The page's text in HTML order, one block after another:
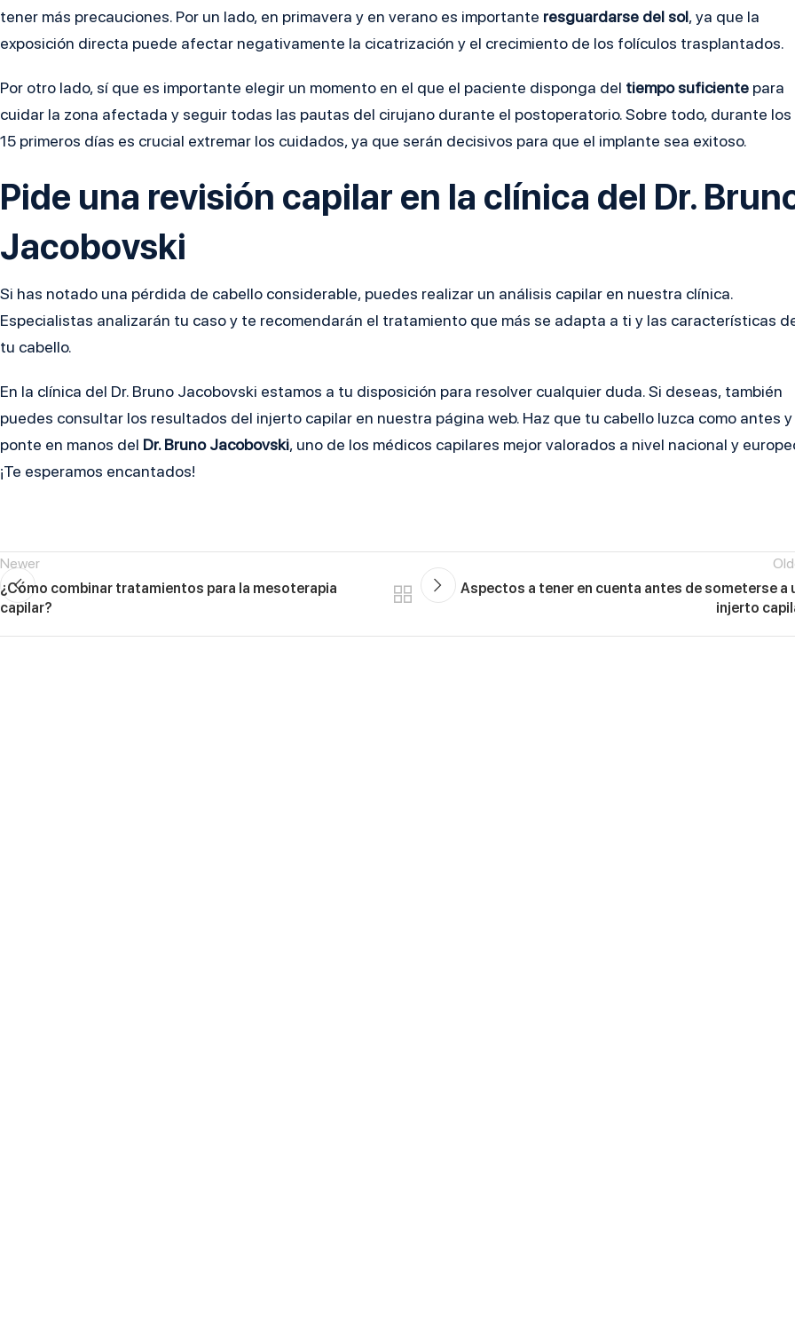
tener más precauciones. Por un lado, en primavera y en verano es importante resguardarse del sol, ya que la
exposición directa puede afectar negativamente la cicatrización y el crecimiento de los folículos trasplantados.
Por otro lado, sí que es importante elegir un momento en el que el paciente disponga del tiempo suficiente para
cuidar la zona afectada y seguir todas las pautas del cirujano durante el postoperatorio. Sobre todo, durante los
15 primeros días es crucial extremar los cuidados, ya que serán decisivos para que el implante sea exitoso.
Pide una revisión capilar en la clínica del Dr.
Jacobovski
Si has notado una pérdida de cabello considerable, puedes realizar un análisis capilar en nuestra clínica.
Especialistas analizarán tu caso y te recomendarán el tratamiento que más se adapta a ti y las características
tu cabello.
En la clínica del Dr. Bruno Jacobovski estamos a tu disposición para resolver cualquier duda. Si deseas, también
puedes consultar los resultados del injerto capilar en nuestra página web. Haz que tu cabello luzca como antes y
ponte en manos del Dr. Bruno Jacobovski, uno de los médicos capilares mejor valorados a nivel nacional y
¡Te esperamos encantados!
Newer
¿Cómo combinar tratamientos para la mesoterapia
capilar?
Aspectos a tener en cuenta antes de someterse a
injerto